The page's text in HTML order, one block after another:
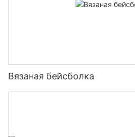
Вязаная бейсболка